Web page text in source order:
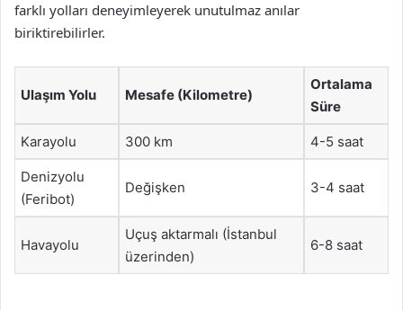
farklı yolları deneyimleyerek unutulmaz anılar
biriktirebilirler.
Ulaşım Yolu Mesafe (Kilometre)
Ortalama
Süre
Karayolu 300 km 4-5 saat
Denizyolu
(Feribot)
Değişken 3-4 saat
Havayolu
Uçuş aktarmalı (İstanbul
üzerinden)
6-8 saat